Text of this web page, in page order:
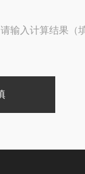
请输入计算结果（